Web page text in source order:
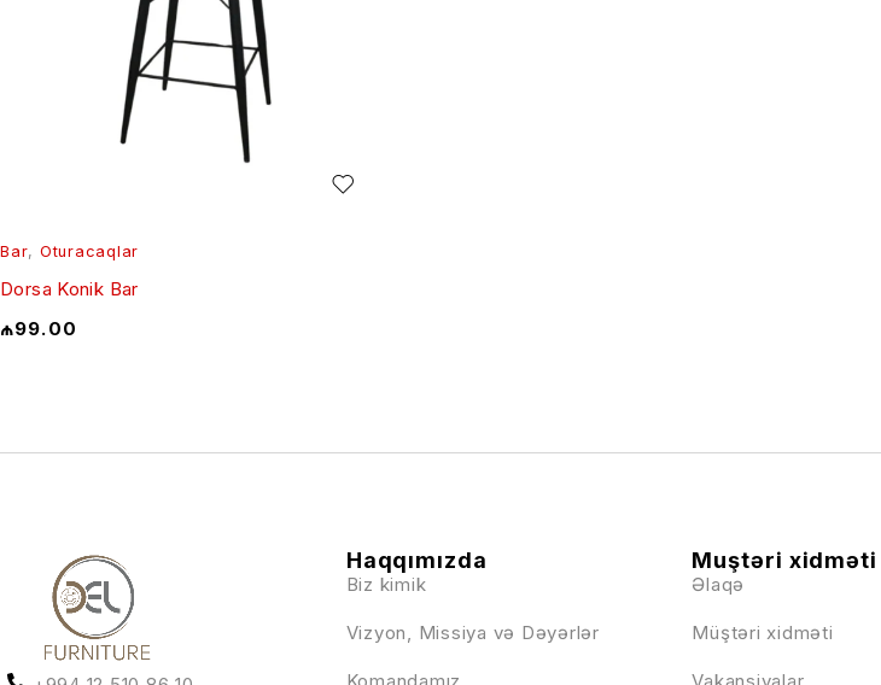
Bar, Oturacaqlar
Dorsa Konik Bar
₼99.00
Haqqımızda
Biz kimik
Vizyon, Missiya və Dəyərlər
Komandamız
Muştəri xidməti
Əlaqə
Müştəri xidməti
Vakansiyalar